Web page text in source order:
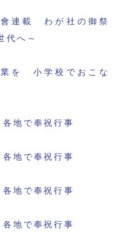
連載 わが社の御祭
代へ～
業を 小学校でおこな
地で奉祝行事
地で奉祝行事
地で奉祝行事
地で奉祝行事